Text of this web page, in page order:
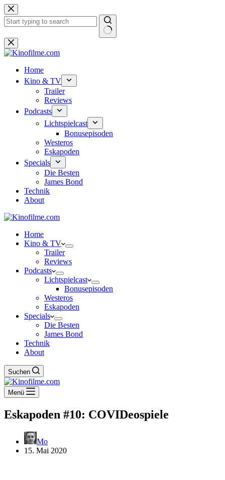
Zum
Inhalt
springen
Keine
Ergebnisse
Home
Kino & TV
Trailer
Reviews
Podcasts
Lichtspielcast
Bonusepisoden
Westeros
Eskapoden
Specials
Die Besten
James Bond
Technik
About
Home
Kino & TV
Trailer
Reviews
Podcasts
Lichtspielcast
Bonusepisoden
Westeros
Eskapoden
Specials
Die Besten
James Bond
Technik
About
Suchen
Menü
Eskapoden #10: COVIDeospiele
Mo
15. Mai 2020